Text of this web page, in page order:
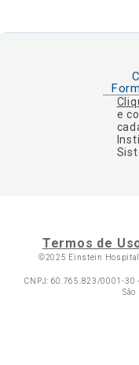
e
Termos de
©2025 Einstein
CNPJ: 60.765.823/0001-30
São